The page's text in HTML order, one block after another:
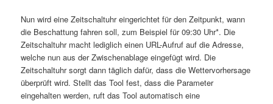
Nun wird eine Zeitschaltuhr eingerichtet für den Zeitpunkt, wann
die Beschattung fahren soll, zum Beispiel für 09:30 Uhr*. Die
Zeitschaltuhr macht lediglich einen URL-Aufruf auf die Adresse,
welche nun aus der Zwischenablage eingefügt wird. Die
Zeitschaltuhr sorgt dann täglich dafür, dass die Wettervorhersage
überprüft wird. Stellt das Tool fest, dass die Parameter
eingehalten werden, ruft das Tool automatisch eine